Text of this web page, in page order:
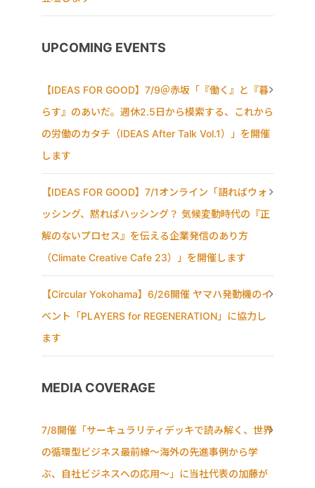
UPCOMING EVENTS
【IDEAS FOR GOOD】7/9＠赤坂「『働く』と『暮
らす』のあいだ。週休2.5日から模索する、これから
の労働のカタチ（IDEAS After Talk Vol.1）」を開催
します
【IDEAS FOR GOOD】7/1オンライン「語ればウォ
ッシング、黙ればハッシング？ 気候変動時代の『正
解のないプロセス』を伝える企業発信のあり方
（Climate Creative Cafe 23）」を開催します
【Circular Yokohama】6/26開催 ヤマハ発動機のイ
ベント「PLAYERS for REGENERATION」に協力し
ます
MEDIA COVERAGE
7/8開催「サーキュラリティデッキで読み解く、世界
の循環型ビジネス最前線〜海外の先進事例から学
ぶ、自社ビジネスへの応用〜」に当社代表の加藤が